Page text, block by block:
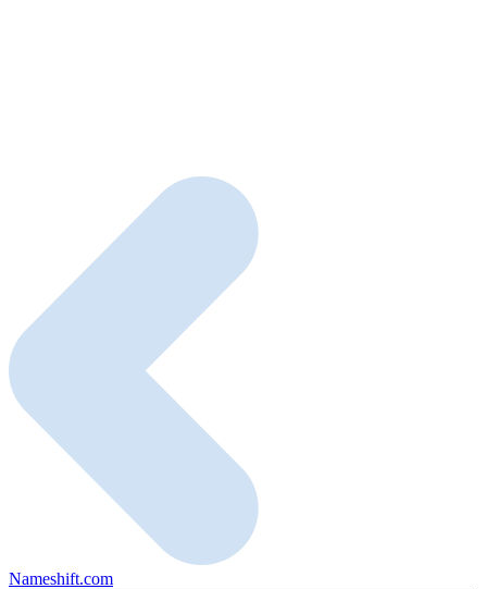
Nameshift.com